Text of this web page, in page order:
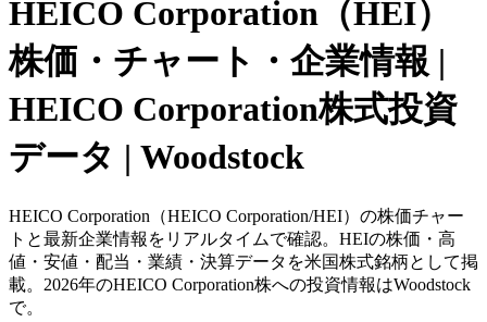
HEICO Corporation（HEI）
株価・チャート・企業情報 |
HEICO Corporation株式投資
データ | Woodstock
HEICO Corporation（HEICO Corporation/HEI）の株価チャー
トと最新企業情報をリアルタイムで確認。HEIの株価・高
値・安値・配当・業績・決算データを米国株式銘柄として掲
載。2026年のHEICO Corporation株への投資情報はWoodstock
で。